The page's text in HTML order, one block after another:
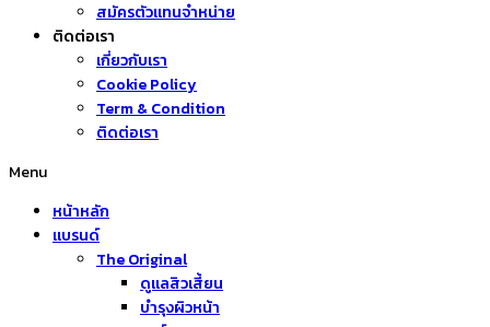
สมัครตัวแทนจำหน่าย
ติดต่อเรา
เกี่ยวกับเรา
Cookie Policy
Term & Condition
ติดต่อเรา
Menu
หน้าหลัก
แบรนด์
The Original
ดูแลสิวเสี้ยน
บำรุงผิวหน้า